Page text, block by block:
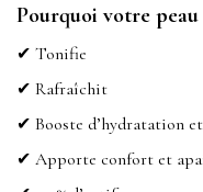
Pourquoi votre peau
✔ Tonifie
✔ Rafraîchit
✔ Booste d’hydratation
✔ Apporte confort et